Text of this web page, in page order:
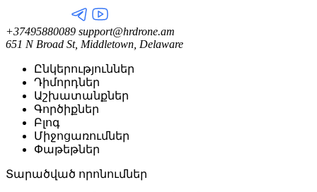
+37495880089 support@hrdrone.am
651 N Broad St, Middletown, Delaware
Ընկերություններ
Դիմորդներ
Աշխատանքներ
Գործիքներ
Բլոգ
Միջոցառումներ
Փաթեթներ
Տարածված որոնումներ